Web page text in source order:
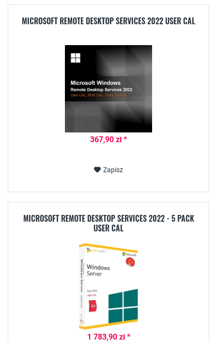
MICROSOFT REMOTE DESKTOP SERVICES 2022 USER CAL
367,90 zł *
Zapisz
MICROSOFT REMOTE DESKTOP SERVICES 2022 - 5 PACK
USER CAL
1 783,90 zł *